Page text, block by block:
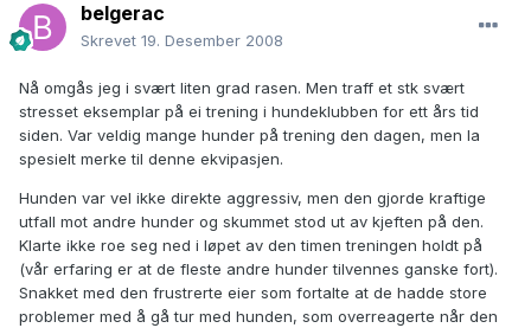
belgerac
Skrevet 19. Desember 2008
Nå omgås jeg i svært liten grad rasen. Men traff et stk svært
stresset eksemplar på ei trening i hundeklubben for ett års tid
siden. Var veldig mange hunder på trening den dagen, men la
spesielt merke til denne ekvipasjen.
Hunden var vel ikke direkte aggressiv, men den gjorde kraftige
utfall mot andre hunder og skummet stod ut av kjeften på den.
Klarte ikke roe seg ned i løpet av den timen treningen holdt på
(vår erfaring er at de fleste andre hunder tilvennes ganske fort).
Snakket med den frustrerte eier som fortalte at de hadde store
problemer med å gå tur med hunden, som overreagerte når den